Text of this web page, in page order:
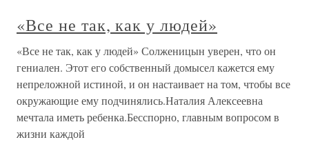
«Все не так, как у людей»
«Все не так, как у людей» Солженицын уверен, что он
гениален. Этот его собственный домысел кажется ему
непреложной истиной, и он настаивает на том, чтобы все
окружающие ему подчинялись.Наталия Алексеевна
мечтала иметь ребенка.Бесспорно, главным вопросом в
жизни каждой